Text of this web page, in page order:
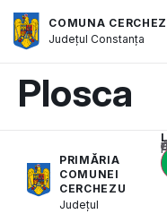
COMUNA
JudețulConstanța
Plosca
PRIMĂRIA
COMUNEI
CERCHEZU
Județul
Acest conținut